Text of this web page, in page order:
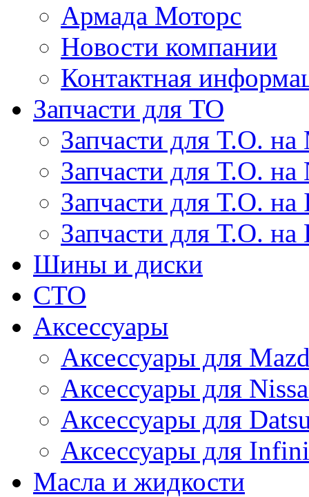
Армада Моторс
Новости компании
Контактная
Запчасти для ТО
Запчасти для Т.О. на
Запчасти для Т.О. на
Запчасти для Т.О.
Запчасти для Т.О. на
Шины и диски
СТО
Аксессуары
Аксессуары для
Аксессуары для
Аксессуары для
Аксессуары для
Масла и жидкости